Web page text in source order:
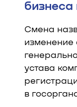
бизнеса
Смена
устава
в